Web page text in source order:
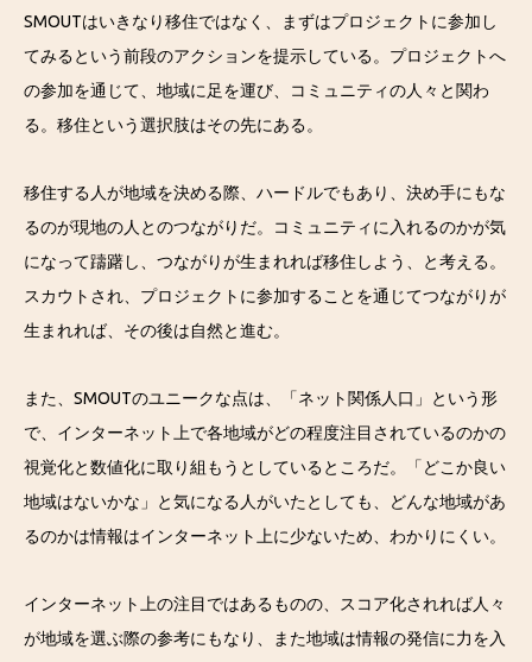
SMOUTはいきなり移住ではなく、まずはプロジェクトに参加し
てみるという前段のアクションを提示している。プロジェクトへ
の参加を通じて、地域に足を運び、コミュニティの人々と関わ
る。移住という選択肢はその先にある。
移住する人が地域を決める際、ハードルでもあり、決め手にもな
るのが現地の人とのつながりだ。コミュニティに入れるのかが気
になって躊躇し、つながりが生まれれば移住しよう、と考える。
スカウトされ、プロジェクトに参加することを通じてつながりが
生まれれば、その後は自然と進む。
また、SMOUTのユニークな点は、「ネット関係人口」という形
で、インターネット上で各地域がどの程度注目されているのかの
視覚化と数値化に取り組もうとしているところだ。「どこか良い
地域はないかな」と気になる人がいたとしても、どんな地域があ
るのかは情報はインターネット上に少ないため、わかりにくい。
インターネット上の注目ではあるものの、スコア化されれば人々
が地域を選ぶ際の参考にもなり、また地域は情報の発信に力を入